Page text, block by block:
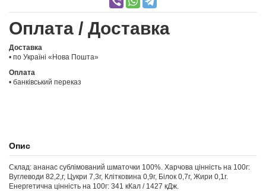
Оплата / Доставка
Доставка
• по Україні «Нова Пошта»
Оплата
• банківський переказ
Опис
Склад: ананас сублімований шматочки 100%. Харчова цінність на 100г:
Вуглеводи 82,2,г, Цукри 7,3г, Клітковина 0,9г, Білок 0,7г, Жири 0,1г.
Енергетична цінність на 100г: 341 кКал / 1427 кДж.